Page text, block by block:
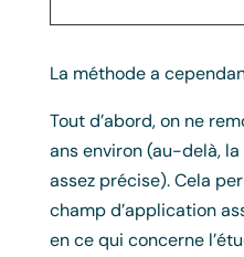
La méthode a
Tout d’abord, on ne
ans environ (au-delà,
assez précise). Cela
champ d’application
en ce qui concerne